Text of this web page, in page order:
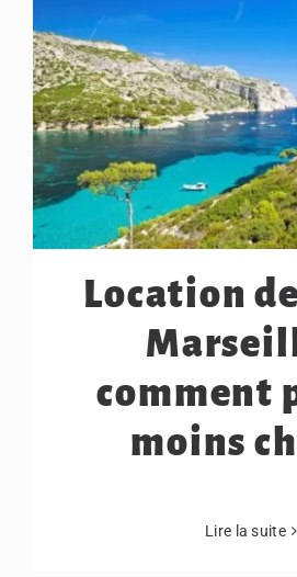
Location
comment
moins
Lire la suite